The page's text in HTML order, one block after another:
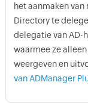
het aanmaken
Directory te
delegatie van AD-
waarmee ze
weergeven en
van ADManager